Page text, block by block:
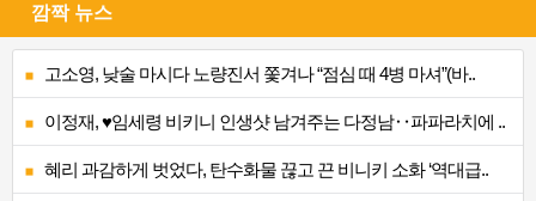
깜짝 뉴스
고소영, 낮술 마시다 노량진서 쫓겨나 “점심 때 4병 마셔”(바..
이정재, ♥임세령 비키니 인생샷 남겨주는 다정남‥파파라치에 ..
혜리 과감하게 벗었다, 탄수화물 끊고 끈 비니키 소화 ‘역대급..